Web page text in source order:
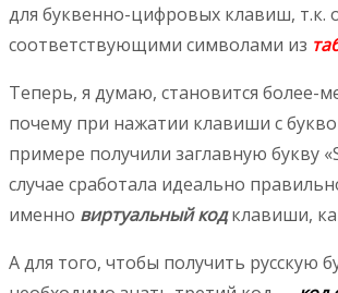
для буквенно-цифровых клавиш, т.к.
соответствующими символами из
Теперь, я думаю, становится более-
почему при нажатии клавиши с
примере получили заглавную букву
случае сработала идеально
именно виртуальный кодклавиши,
А для того, чтобы получить русскую